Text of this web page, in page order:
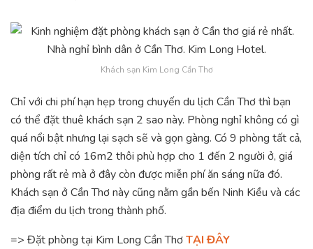
Khách sạn Kim Long Cần Thơ
Chỉ với chi phí hạn hẹp trong chuyến du lịch Cần Thơ thì bạn
có thể đặt thuê khách sạn 2 sao này. Phòng nghỉ không có gì
quá nổi bật nhưng lại sạch sẽ và gọn gàng. Có 9 phòng tất cả,
diện tích chỉ có 16m2 thôi phù hợp cho 1 đến 2 người ở, giá
phòng rất rẻ mà ở đây còn được miễn phí ăn sáng nữa đó.
Khách sạn ở Cần Thơ này cũng nằm gần bến Ninh Kiều và các
địa điểm du lịch trong thành phố.
=> Đặt phòng tại Kim Long Cần ThơTẠI ĐÂY